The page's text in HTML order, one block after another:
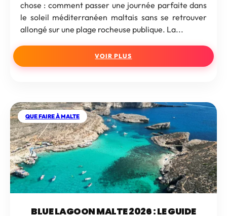
chose : comment passer une journée parfaite dans
le soleil méditerranéen maltais sans se retrouver
allongé sur une plage rocheuse publique. La...
VOIR PLUS
QUE FAIRE À MALTE
BLUE LAGOON MALTE 2026 : LE GUIDE